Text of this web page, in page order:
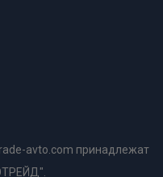
avto.com принадлежат